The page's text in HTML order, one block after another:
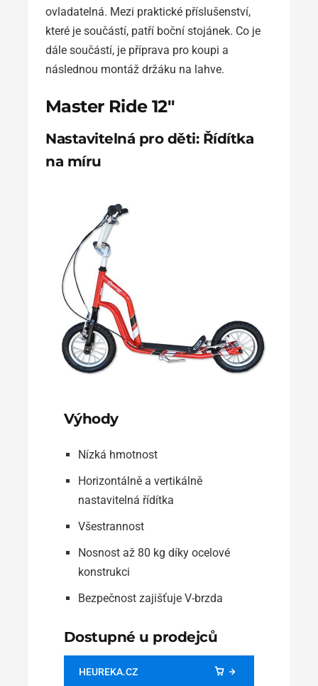
ovladatelná. Mezi praktické příslušenství,
které je součástí, patří boční stojánek. Co je
dále součástí, je příprava pro koupi a
následnou montáž držáku na lahve.
Master Ride 12″
Nastavitelná pro děti: Řídítka
na míru
Výhody
Nízká hmotnost
Horizontálně a vertikálně
nastavitelná řídítka
Všestrannost
Nosnost až 80 kg díky ocelové
konstrukci
Bezpečnost zajišťuje V-brzda
Dostupné u prodejců
HEUREKA.CZ